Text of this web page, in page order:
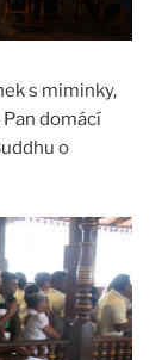
s miminky,
domácí
o